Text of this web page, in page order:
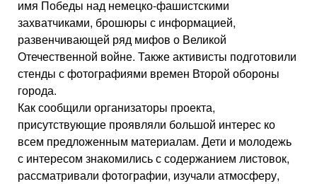
имя Победы над немецко-фашистскими
захватчиками, брошюры с информацией,
развенчивающей ряд мифов о Великой
Отечественной войне. Также активисты подготовили
стенды с фотографиями времен Второй обороны
города.
Как сообщили организаторы проекта,
присутствующие проявляли большой интерес ко
всем предложенным материалам. Дети и молодежь
с интересом знакомились с содержанием листовок,
рассматривали фотографии, изучали атмосферу,